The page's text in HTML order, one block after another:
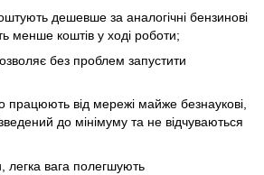
дешевше за аналогічні бензинові
менше коштів у ході роботи;
без проблем запустити
працюють від мережі майже безнаукові,
до мінімуму та не відчуваються
легка вага полегшують